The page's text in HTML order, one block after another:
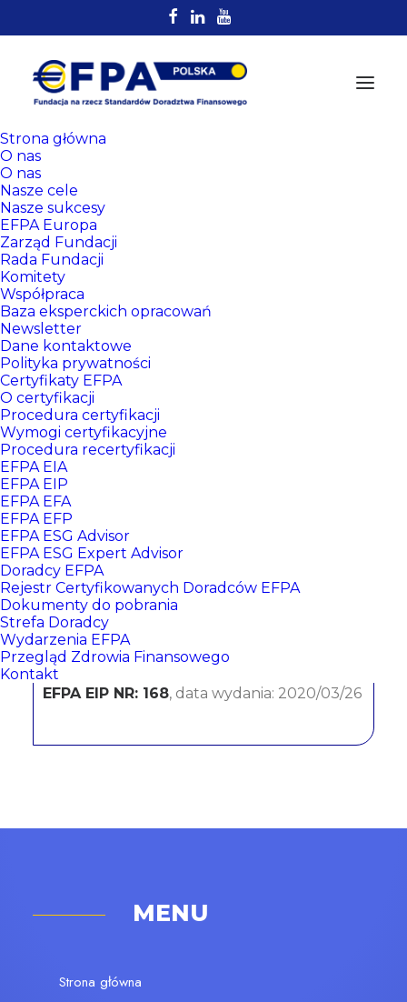
Strona główna
O nas
O nas
Nasze cele
Nasze sukcesy
EFPA Europa
Zarząd Fundacji
Rada Fundacji
Komitety
Współpraca
Baza eksperckich opracowań
Newsletter
Dane kontaktowe
Polityka prywatności
Certyfikaty EFPA
O certyfikacji
Procedura certyfikacji
Wymogi certyfikacyjne
Procedura recertyfikacji
EFPA EIA
EFPA EIP
EFPA EFA
EFPA EFP
EFPA ESG Advisor
EFPA ESG Expert Advisor
Doradcy EFPA
Rejestr Certyfikowanych Doradców EFPA
Dokumenty do pobrania
Strefa Doradcy
Wydarzenia EFPA
Przegląd Zdrowia Finansowego
Kontakt
Rejestr
Certyfikowanych
Doradców EFPA
Rafał Kołtuniak
BNP Paribas Bank Polska S.A.
CERTYFIKATY:
EFPA EIP NR: 168, data wydania: 2020/03/26
MENU
Strona główna